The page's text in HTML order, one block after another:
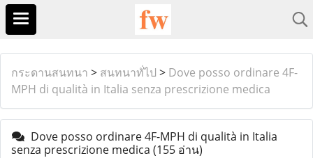
กระดานสนทนา > สนทนาทั่ไป > Dove posso ordinare 4F-
MPH di qualità in Italia senza prescrizione medica
Dove posso ordinare 4F-MPH di qualità in Italia
senza prescrizione medica (155 อ่าน)